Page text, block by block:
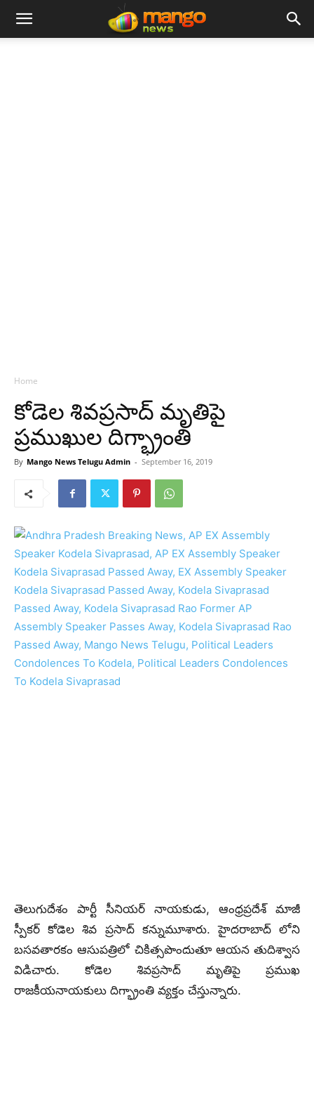
Home
కోడెల శివప్రసాద్ మృతిపై
ప్రముఖుల దిగ్భ్రాంతి
By Mango News Telugu Admin - September 16, 2019
తెలుగుదేశం పార్టీ సీనియర్ నాయకుడు, ఆంధ్రప్రదేశ్ మాజీ
స్పీకర్ కోడెల శివ ప్రసాద్ కన్నుమూశారు. హైదరాబాద్ లోని
బసవతారకం ఆసుపత్రిలో చికిత్సపొందుతూ ఆయన తుదిశ్వాస
విడిచారు. కోడెల శివప్రసాద్ మృతిపై ప్రముఖ
రాజకీయనాయకులు దిగ్భ్రాంతి వ్యక్తం చేస్తున్నారు.